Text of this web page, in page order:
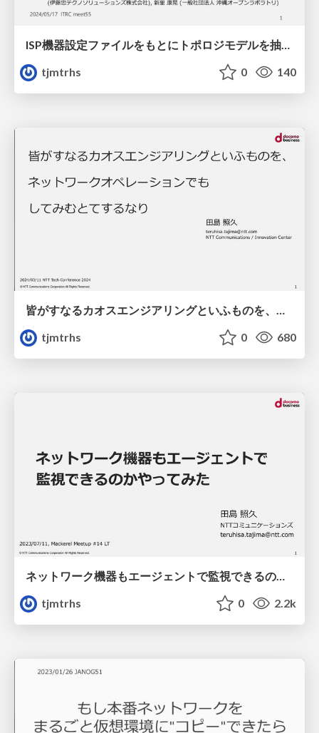
ISP機器設定ファイルをもとにトポロジモデルを抽出し仮想検証環境構築と運用手順確認に利用する手法
tjmtrhs
0 140
皆がすなるカオスエンジアリングといふものを、ネットワークオペレーションでもしてみむとてするなり
tjmtrhs
0 680
tjmtrhs
0 2.2k